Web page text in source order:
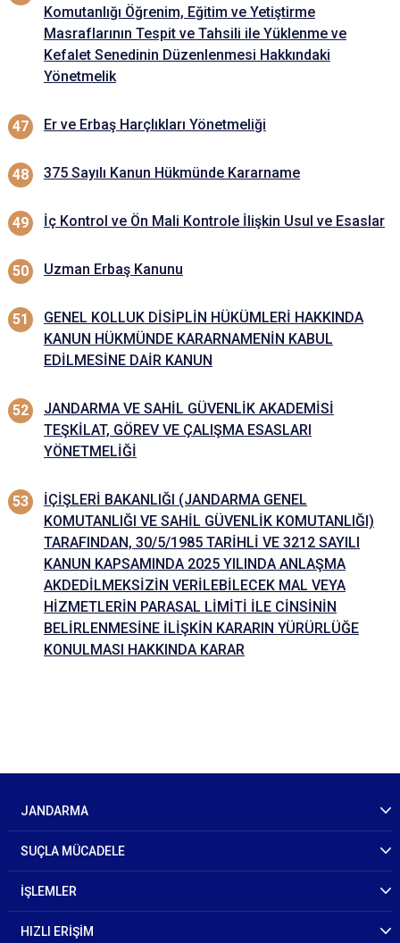
Komutanlığı Öğrenim, Eğitim ve Yetiştirme
Masraflarının Tespit ve Tahsili ile Yüklenme ve
Kefalet Senedinin Düzenlenmesi Hakkındaki
Yönetmelik
Er ve Erbaş Harçlıkları Yönetmeliği
375 Sayılı Kanun Hükmünde Kararname
İç Kontrol ve Ön Mali Kontrole İlişkin Usul ve Esaslar
Uzman Erbaş Kanunu
GENEL KOLLUK DİSİPLİN HÜKÜMLERİ HAKKINDA
KANUN HÜKMÜNDE KARARNAMENİN KABUL
EDİLMESİNE DAİR KANUN
JANDARMA VE SAHİL GÜVENLİK AKADEMİSİ
TEŞKİLAT, GÖREV VE ÇALIŞMA ESASLARI
YÖNETMELİĞİ
İÇİŞLERİ BAKANLIĞI (JANDARMA GENEL
KOMUTANLIĞI VE SAHİL GÜVENLİK KOMUTANLIĞI)
TARAFINDAN, 30/5/1985 TARİHLİ VE 3212 SAYILI
KANUN KAPSAMINDA 2025 YILINDA ANLAŞMA
AKDEDİLMEKSİZİN VERİLEBİLECEK MAL VEYA
HİZMETLERİN PARASAL LİMİTİ İLE CİNSİNİN
BELİRLENMESİNE İLİŞKİN KARARIN YÜRÜRLÜĞE
KONULMASI HAKKINDA KARAR
JANDARMA
SUÇLA MÜCADELE
İŞLEMLER
HIZLI ERİŞİM